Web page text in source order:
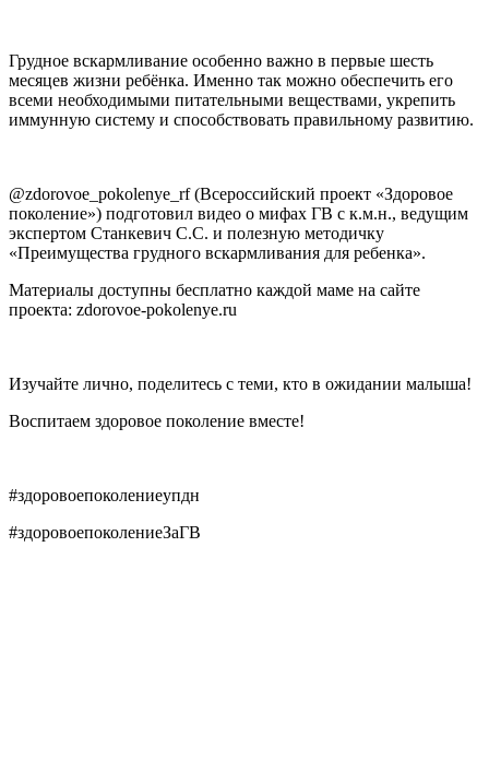
Грудное вскармливание особенно важно в первые шесть
месяцев жизни ребёнка. Именно так можно обеспечить его
всеми необходимыми питательными веществами, укрепить
иммунную систему и способствовать правильному развитию.
@zdorovoe_pokolenye_rf (Всероссийский проект «Здоровое
поколение») подготовил видео о мифах ГВ с к.м.н., ведущим
экспертом Станкевич С.С. и полезную методичку
«Преимущества грудного вскармливания для ребенка».
Материалы доступны бесплатно каждой маме на сайте
проекта: zdorovoe-pokolenye.ru
Изучайте лично, поделитесь с теми, кто в ожидании малыша!
Воспитаем здоровое поколение вместе!
#здоровоепоколениеупдн
#здоровоепоколениеЗаГВ